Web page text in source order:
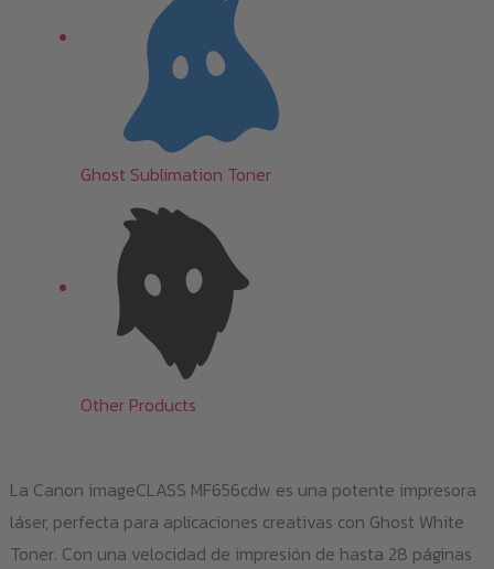
Ghost Sublimation Toner
Other Products
La Canon imageCLASS MF656cdw es una potente impresora
láser, perfecta para aplicaciones creativas con Ghost White
Toner. Con una velocidad de impresión de hasta 28 páginas